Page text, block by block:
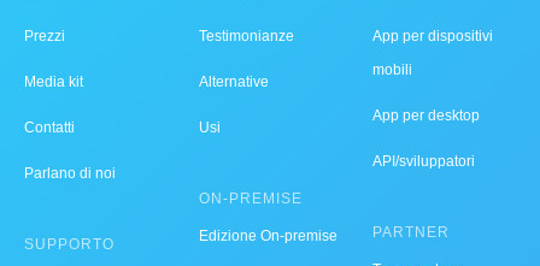
Prezzi
Media kit
Contatti
Parlano di noi
SUPPORTO
Testimonianze
Alternative
Usi
ON-PREMISE
Edizione On-premise
App per dispositivi
mobili
App per desktop
API/sviluppatori
PARTNER